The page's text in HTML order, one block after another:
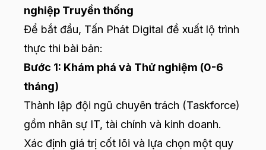
nghiệp Truyền thống
Để bắt đầu, Tấn Phát Digital đề xuất lộ trình
thực thi bài bản:
Bước 1: Khám phá và Thử nghiệm (0-6
tháng)
Thành lập đội ngũ chuyên trách (Taskforce)
gồm nhân sự IT, tài chính và kinh doanh.
Xác định giá trị cốt lõi và lựa chọn một quy